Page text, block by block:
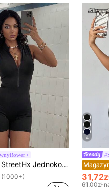
StreetHx Jednokolorowy kombinezon Unitard ze stójką i zamkiem z przodu
(1000+)
4
61,00zł